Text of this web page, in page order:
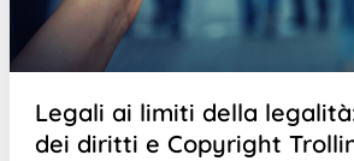
Legali ai limiti della
dei diritti e Copyright